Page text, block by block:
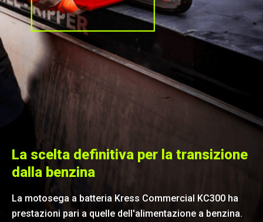
La scelta definitiva per la transizione
dalla benzina
La motosega a batteria Kress Commercial KC300 ha
prestazioni pari a quelle dell'alimentazione a benzina.